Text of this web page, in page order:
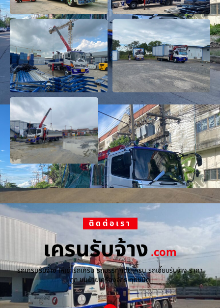
ติดต่อเรา
เครนรับจ้าง.com
รถเครนรับจ้าง ให้เช่ารถเครน รถบรรทุกติดเครน รถเฮี๊ยบรับจ้าง ราคา
ถูก ขนย้ายเครื่องจักร ทุกชนิด